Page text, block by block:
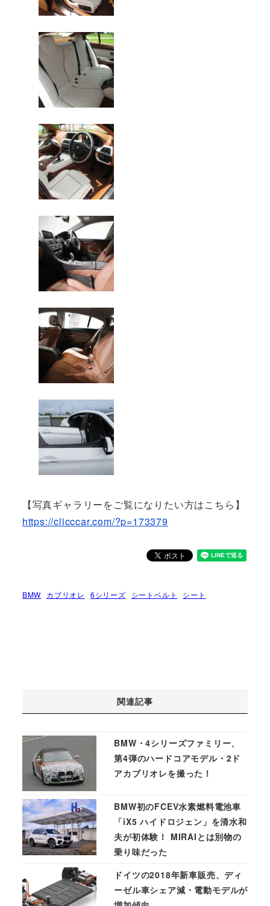
【写真ギャラリーをご覧になりたい方はこちら】
https://clicccar.com/?p=173379
BMW カブリオレ 6シリーズ シートベルト シート
関連記事
BMW・4シリーズファミリー、
第4弾のハードコアモデル・2ド
アカブリオレを撮った！
BMW初のFCEV水素燃料電池車
「iX5 ハイドロジェン」を清水和
夫が初体験！ MIRAIとは別物の
乗り味だった
ドイツの2018年新車販売、ディ
ーゼル車シェア減・電動モデルが